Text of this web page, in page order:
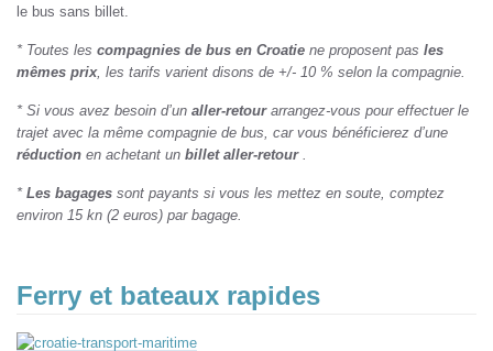
le bus sans billet.
* Toutes les compagnies de bus en Croatie ne proposent pas les
mêmes prix, les tarifs varient disons de +/- 10 % selon la compagnie.
* Si vous avez besoin d’un aller-retourarrangez-vous pour effectuer le
trajet avec la même compagnie de bus, car vous bénéficierez d’une
réduction en achetant un billet aller-retour.
*Les bagages sont payants si vous les mettez en soute, comptez
environ 15 kn (2 euros) par bagage.
Ferry et bateaux rapides